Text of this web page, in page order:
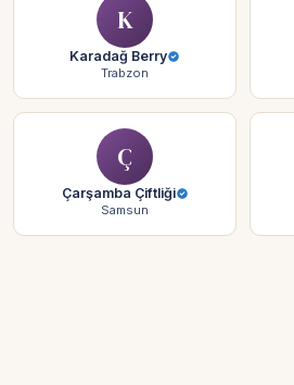
K
Karadağ Berry
Trabzon
Ç
Çarşamba Çiftliği
Samsun